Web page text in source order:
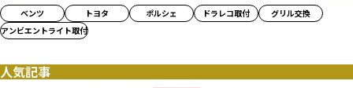
ベンツ トヨタ ポルシェ ドラレコ取付
グリル交換
アンビエントライト取付
人気記事